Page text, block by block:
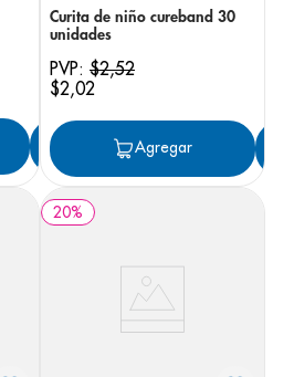
Agregar
Curita de niño cureband 30
unidades
PVP: $2,52
$2,02
Agregar
20%